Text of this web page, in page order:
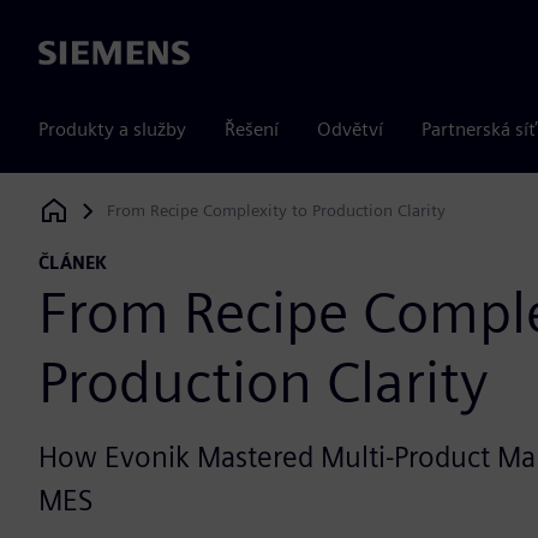
Siemens
Produkty a služby Řešení Odvětví Partnerská síť
Siemens Digital Industries Software
From Recipe Complexity to Production Clarity
ČLÁNEK
From Recipe
Production Clarity
How Evonik Mastered Multi-Product
MES